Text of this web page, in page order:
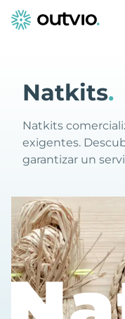
Natkits.
Natkits
exigentes.
garantizar un